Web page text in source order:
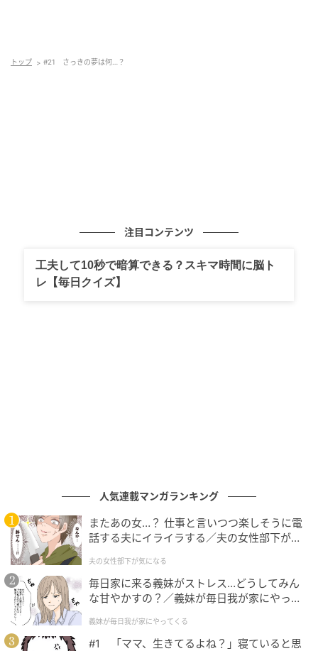
トップ #21 さっきの夢は何…？
注目コンテンツ
工夫して10秒で暗算できる？スキマ時間に脳ト
レ【毎日クイズ】
人気連載マンガランキング
またあの女…？ 仕事と言いつつ楽しそうに電
話する夫にイライラする／夫の女性部下が気
夫の女性部下が気になる
毎日家に来る義妹がストレス…どうしてみん
な甘やかすの？／義妹が毎日我が家にやって
が】
義妹が毎日我が家にやってくる
#1 「ママ、生きてるよね？」寝ていると思